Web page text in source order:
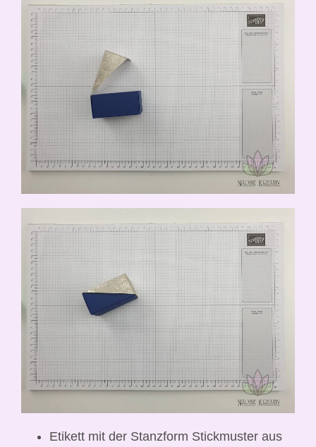
Etikett mit der Stanzform Stickmuster aus